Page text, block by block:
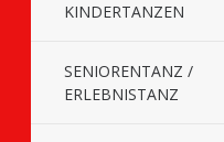
KINDERTANZEN
SENIORENTANZ /
ERLEBNISTANZ